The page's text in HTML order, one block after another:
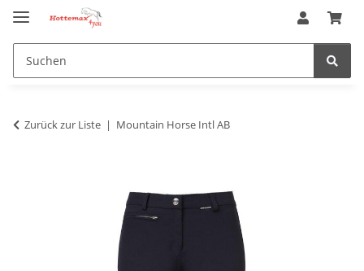
Zurück zur Liste Mountain Horse Intl AB